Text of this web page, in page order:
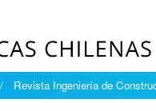
Revista Ingeniería de